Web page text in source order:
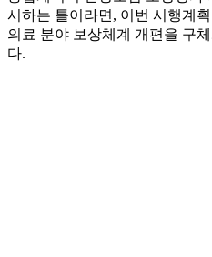
시하는 틀이라면, 이번 시행계
의료 분야 보상체계 개편을 구
다.